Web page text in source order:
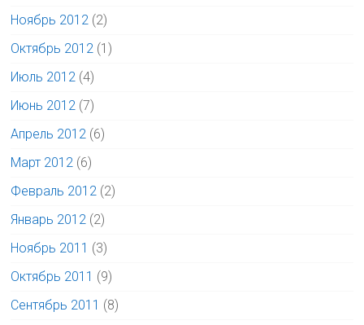
Ноябрь 2012 (2)
Октябрь 2012 (1)
Июль 2012 (4)
Июнь 2012 (7)
Апрель 2012 (6)
Март 2012 (6)
Февраль 2012 (2)
Январь 2012 (2)
Ноябрь 2011 (3)
Октябрь 2011 (9)
Сентябрь 2011 (8)